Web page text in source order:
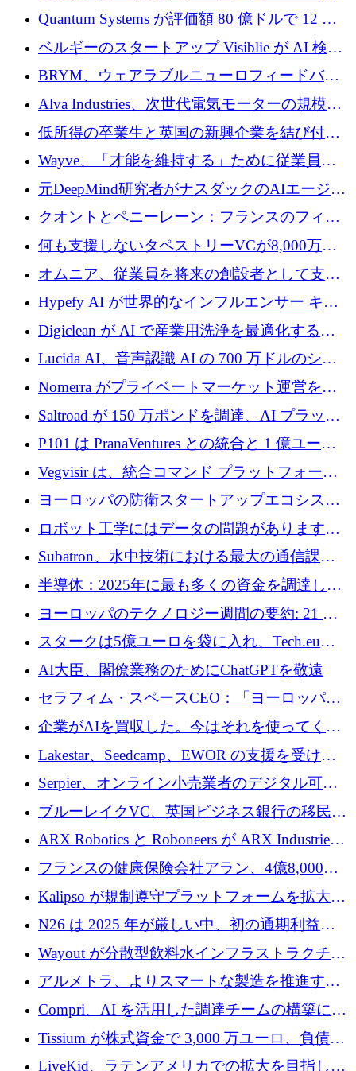
がプレシード資金総額 100 万ドルを突破
Quantum Systems が評価額 80 億ドルで 12 億
ドルを調達
ベルギーのスタートアップ Visiblie が AI 検索
の可視化のために 50 万ユーロを調達
BRYM、ウェアラブルニューロフィードバッ
クプラットフォームの開発に65万ユーロを確
Alva Industries、次世代電気モーターの規模拡
大に 1,600 万ユーロを調達
低所得の卒業生と英国の新興企業を結び付け
るためにCommon Pathを開始
Wayve、「才能を維持する」ために従業員に
8,500万ドルの株式公開買い付けを実施
元DeepMind研究者がナスダックのAIエージェ
ントを拡張するためにCreandumの資金調達で
記録を獲得
クオントとペニーレーン：フランスのフィン
テックの友人と敵
何も支援しないタペストリーVCが8,000万ド
ルの資金を調達、ロンドン事務所を開設
オムニア、従業員を将来の創設者として支援
するために Firedrop でファンドを立ち上げる
Hypefy AI が世界的なインフルエンサー キャ
ンペーンを自動化するためにシリーズ A で
720 万ドルを調達
Digiclean が AI で産業用洗浄を最適化するた
めに 250 万ユーロを調達
Lucida AI、音声認識 AI の 700 万ドルのシー
ドラウンドを終了
Nomerra がプライベートマーケット運営を自
動化するために 200 万ドルを調達
Saltroad が 150 万ポンドを調達、AI プラット
フォーム Ogma を買収して子ども向け言語療
法を拡大
P101 は PranaVentures との統合と 1 億ユーロ
のファンドによりシード投資に拡大
Vegvisir は、統合コマンド プラットフォーム
を通じて関連する無人システムを接続するた
めの資金を調達します
ヨーロッパの防衛スタートアップエコシステ
ムとなったハッカソン
ロボット工学にはデータの問題があります。
Macrodata Labs はそれを解決したいと考えて
Subatron、水中技術における最大の通信課題
の 1 つに取り組むために 16 万 2,000 ユーロを
確保
半導体：2025年に最も多くの資金を調達した
10社
ヨーロッパのテクノロジー週間の要約: 21 億
ユーロの取引と Tech.eu Funding Explorer
スタークは5億ユーロを袋に入れ、Tech.eu
Funding Explorerの立ち上げ、そしてルクセン
ブルクの大きな野望
AI大臣、閣僚業務のためにChatGPTを敬遠
セラフィム・スペースCEO：「ヨーロッパは
追いつきつつある」
企業がAIを買収した。今はそれを使ってくれ
る人々が必要です
Lakestar、Seedcamp、EWOR の支援を受け、
SE3 が自律システム用の空間 AI プラットフォ
ームを発表
Serpier、オンライン小売業者のデジタル可視
性向上を支援するために 140 万ユーロを調達
ブルーレイクVC、英国ビジネス銀行の移民主
導スタートアップ支援で初のファンド獲得に
ARX Robotics と Roboneers が ARX Industries
を設立し、無人地上車両の生産を拡大
フランスの健康保険会社アラン、4億8,000万
ユーロの資金調達ラウンドで合意
Kalipso が規制遵守プラットフォームを拡大す
るために 320 万ドルを調達
N26 は 2025 年が厳しい中、初の通期利益を
達成
Wayout が分散型飲料水インフラストラクチャ
プラットフォームを拡張するために 242 万ユ
ーロを調達
アルメトラ、よりスマートな製造を推進する
ためにシリーズ A で 1,630 万ユーロを確保
Compri、AI を活用した調達チームの構築に
320 万ユーロを確保
Tissium が株式資金で 3,000 万ユーロ、負債で
3,000 万ユーロを調達
LiveKid、ラテンアメリカでの拡大を目指して